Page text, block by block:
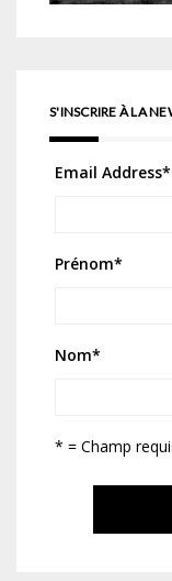
S'INSCRIRE À LA
Email Address*
Prénom*
Nom*
* = Champ